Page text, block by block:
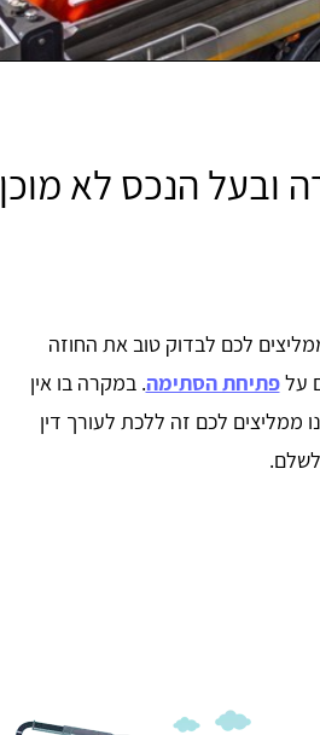
ובעל הנכס לא מוכן
לכם לבדוק טוב את החוזה
עלפתיחת הסתימה. במקרה בו אין
ממליצים לכם זה ללכת לעורך דין